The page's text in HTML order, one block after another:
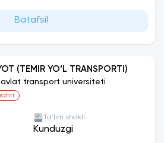
Batafsil
(TEMIR YO‘L TRANSPORTI)
transport universiteti
Ta'lim shakli
Kunduzgi